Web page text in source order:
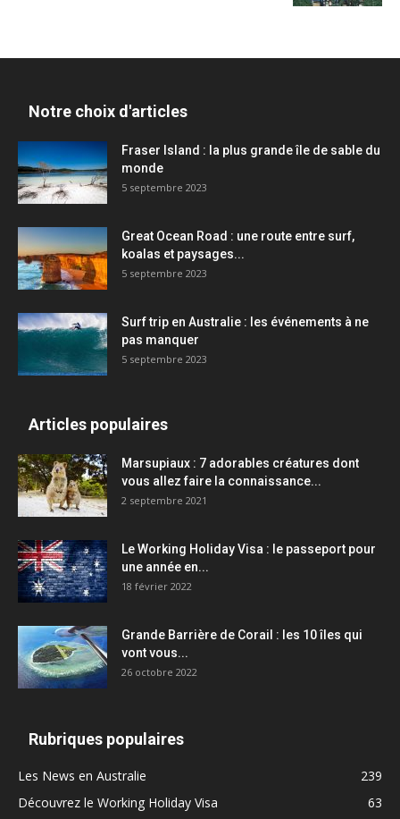
Notre choix d'articles
Fraser Island : la plus grande île de sable du
monde
5 septembre 2023
Great Ocean Road : une route entre surf,
koalas et paysages...
5 septembre 2023
Surf trip en Australie : les événements à ne
pas manquer
5 septembre 2023
Articles populaires
Marsupiaux : 7 adorables créatures dont
vous allez faire la connaissance...
2 septembre 2021
Le Working Holiday Visa : le passeport pour
une année en...
18 février 2022
Grande Barrière de Corail : les 10 îles qui
vont vous...
26 octobre 2022
Rubriques populaires
Les News en Australie
239
Découvrez le Working Holiday Visa
63